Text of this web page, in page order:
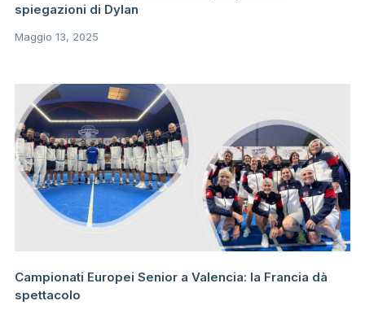
spiegazioni di Dylan
Maggio 13, 2025
Campionati Europei Senior a Valencia: la Francia dà
spettacolo